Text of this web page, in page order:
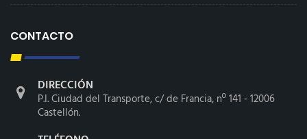
CONTACTO
DIRECCIÓN
P.I. Ciudad del Transporte, c/ de Francia, nº 141 - 12006
Castellón.